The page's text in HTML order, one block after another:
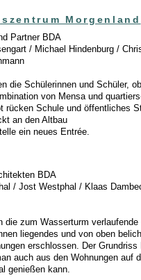
Morgenland
Partner BDA
/ Michael Hindenburg /
die Schülerinnen und Schüler,
von Mensa und
rücken Schule und öffentliches
an den Altbau
ein neues Entrée.
BDA
/ Jost Westphal / Klaas
die zum Wasserturm
liegendes und von oben
erschlossen. Der Grundriss
auch aus den Wohnungen auf
genießen kann.